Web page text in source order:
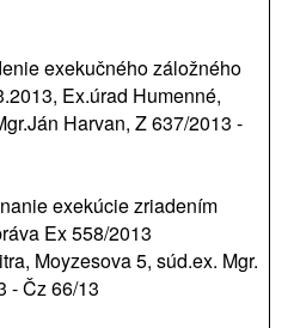
exekučného záložného
Ex.úrad Humenné,
Harvan, Z 637/2013 -
exekúcie zriadením
Ex 558/2013
Moyzesova 5, súd.ex. Mgr.
- Čz 66/13